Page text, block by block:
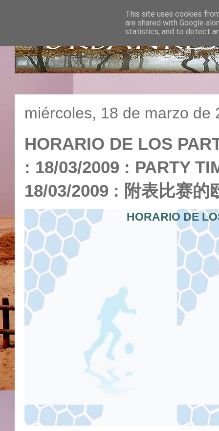
miércoles, 18 de marzo de
HORARIO DE LOS
: 18/03/2009 : PARTY
18/03/2009 : 附表比赛的
HORARIO DE
This site uses cookies
are shared with Google
statistics, and to detect